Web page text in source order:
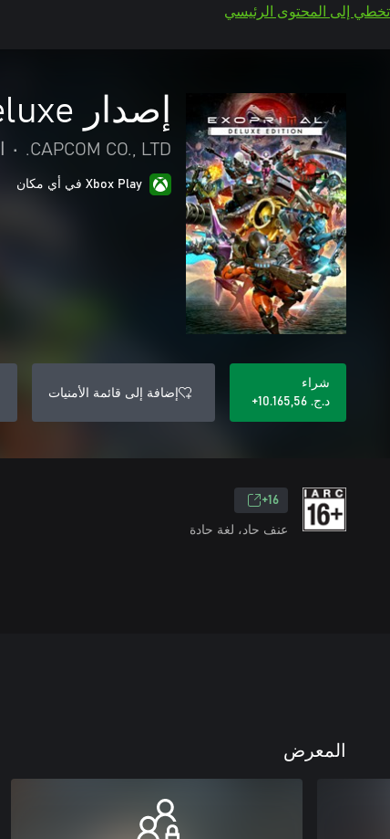
تخطي إلى المحتوى الرئيسي
إصدار Deluxe من Exoprimal
CAPCOM CO., LTD.
•
Xbox Play في أي مكان
شراء
د.ج.‏ 10.165,56+
إضافة إلى قائمة الأمنيات
16+
عنف حاد، لغة حادة
المعرض